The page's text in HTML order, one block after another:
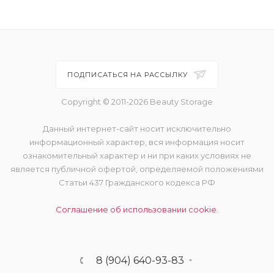
ПОДПИСАТЬСЯ НА РАССЫЛКУ
Copyright © 2011-2026 Beauty Storage
Данный интернет-сайт носит исключительно
информационный характер, вся информация носит
ознакомительный характер и ни при каких условиях не
является публичной офертой, определяемой положениями
Статьи 437 Гражданского кодекса РФ
Соглашение об использовании cookie.
8 (904) 640-93-83